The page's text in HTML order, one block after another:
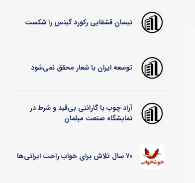
نیسان قشقایی رکورد گینس را شکست
توسعه ایران با شعار محقق نمی‌شود
آراد چوب با گارانتی بی‌قید و شرط در
نمایشگاه صنعت مبلمان
۷۰ سال تلاش برای خواب راحت ایرانی‌ها